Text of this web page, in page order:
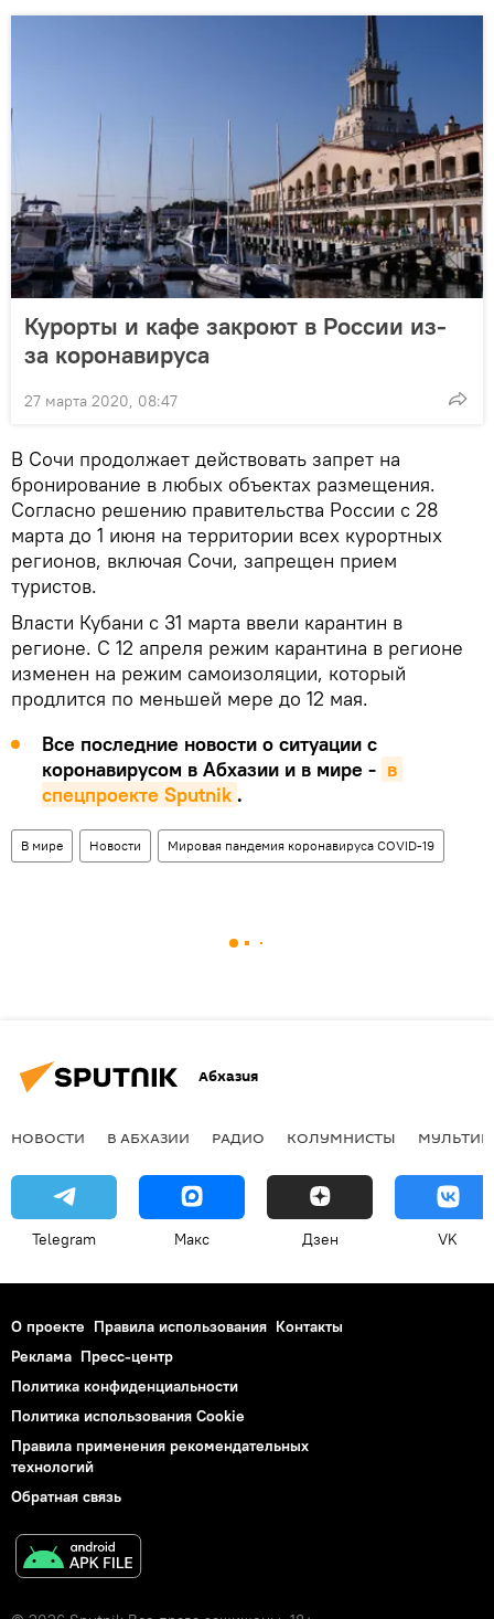
Курорты и кафе закроют в России из-
за коронавируса
27 марта 2020, 08:47
В Сочи продолжает действовать запрет на
бронирование в любых объектах размещения.
Согласно решению правительства России с 28
марта до 1 июня на территории всех курортных
регионов, включая Сочи, запрещен прием
туристов.
Власти Кубани с 31 марта ввели карантин в
регионе. С 12 апреля режим карантина в регионе
изменен на режим самоизоляции, который
продлится по меньшей мере до 12 мая.
Все последние новости о ситуации с
коронавирусом в Абхазии и в мире - в
спецпроекте Sputnik .
В мире Новости Мировая пандемия коронавируса COVID-19
Абхазия
НОВОСТИ В АБХАЗИИ РАДИО КОЛУМНИСТЫ
Telegram Макс Дзен VK
О проекте Правила использования Контакты
Реклама Пресс-центр
Политика конфиденциальности
Политика использования Cookie
Правила применения рекомендательных
технологий
Обратная связь